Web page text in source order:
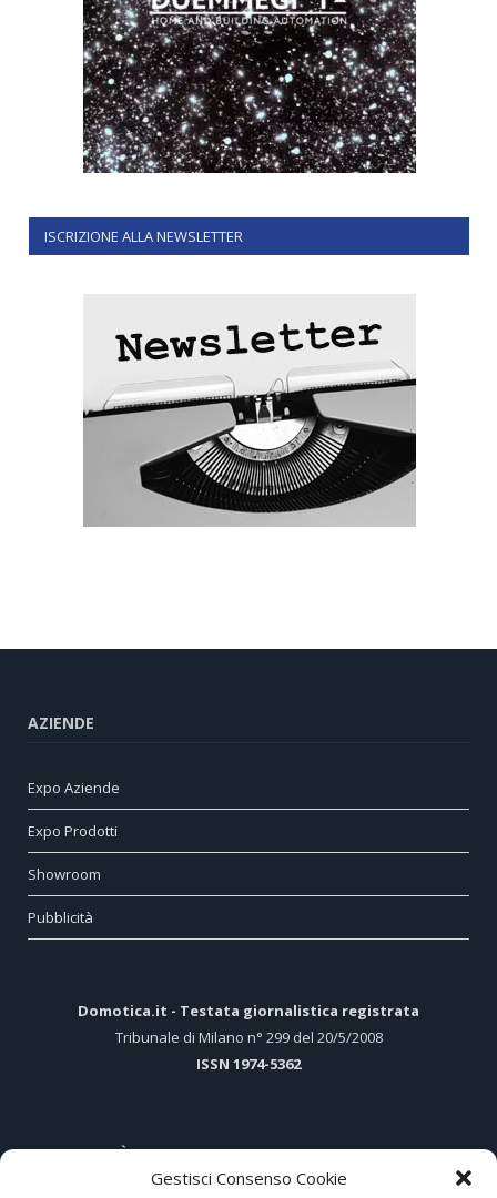
Gestisci Consenso Cookie
ISCRIZIONE ALLA NEWSLETTER
AZIENDE
Expo Aziende
Expo Prodotti
Showroom
Pubblicità
Domotica.it - Testata giornalistica registrata
Tribunale di Milano n° 299 del 20/5/2008
ISSN 1974-5362
ARTICOLI PIÙ LETTI